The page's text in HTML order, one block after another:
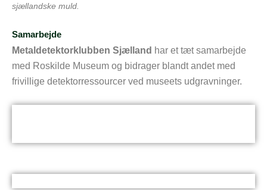
sjællandske muld.
Samarbejde
Metaldetektorklubben Sjælland har et tæt samarbejde
med Roskilde Museum og bidrager blandt andet med
frivillige detektorressourcer ved museets udgravninger.